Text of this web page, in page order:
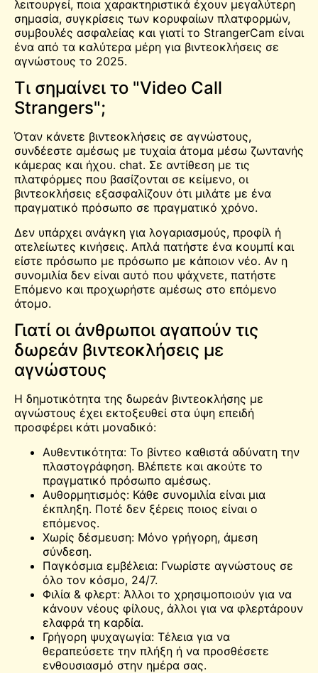
λειτουργεί, ποια χαρακτηριστικά έχουν μεγαλύτερη
σημασία, συγκρίσεις των κορυφαίων πλατφορμών,
συμβουλές ασφαλείας και γιατί το StrangerCam είναι
ένα από τα καλύτερα μέρη για βιντεοκλήσεις σε
αγνώστους το 2025.
Τι σημαίνει το "Video Call
Strangers";
Όταν κάνετε βιντεοκλήσεις σε αγνώστους,
συνδέεστε αμέσως με τυχαία άτομα μέσω ζωντανής
κάμερας και ήχου. chat. Σε αντίθεση με τις
πλατφόρμες που βασίζονται σε κείμενο, οι
βιντεοκλήσεις εξασφαλίζουν ότι μιλάτε με ένα
πραγματικό πρόσωπο σε πραγματικό χρόνο.
Δεν υπάρχει ανάγκη για λογαριασμούς, προφίλ ή
ατελείωτες κινήσεις. Απλά πατήστε ένα κουμπί και
είστε πρόσωπο με πρόσωπο με κάποιον νέο. Αν η
συνομιλία δεν είναι αυτό που ψάχνετε, πατήστε
Επόμενο και προχωρήστε αμέσως στο επόμενο
άτομο.
Γιατί οι άνθρωποι αγαπούν τις
δωρεάν βιντεοκλήσεις με
αγνώστους
Η δημοτικότητα της δωρεάν βιντεοκλήσης με
αγνώστους έχει εκτοξευθεί στα ύψη επειδή
προσφέρει κάτι μοναδικό:
Αυθεντικότητα: Το βίντεο καθιστά αδύνατη την
πλαστογράφηση. Βλέπετε και ακούτε το
πραγματικό πρόσωπο αμέσως.
Αυθορμητισμός: Κάθε συνομιλία είναι μια
έκπληξη. Ποτέ δεν ξέρεις ποιος είναι ο
επόμενος.
Χωρίς δέσμευση: Μόνο γρήγορη, άμεση
σύνδεση.
Παγκόσμια εμβέλεια: Γνωρίστε αγνώστους σε
όλο τον κόσμο, 24/7.
Φιλία & φλερτ: Άλλοι το χρησιμοποιούν για να
κάνουν νέους φίλους, άλλοι για να φλερτάρουν
ελαφρά τη καρδία.
Γρήγορη ψυχαγωγία: Τέλεια για να
θεραπεύσετε την πλήξη ή να προσθέσετε
ενθουσιασμό στην ημέρα σας.